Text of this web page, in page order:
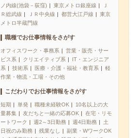
ノ内線(池袋－荻窪)
東京メトロ銀座線
Ｊ
Ｒ総武線
ＪＲ中央線 都営大江戸線
東京
メトロ半蔵門線
職種でお仕事情報をさがす
オフィスワーク・事務系
営業・販売・サー
ビス系
クリエイティブ系
IT・エンジニア
系
技術系 医療・介護・福祉・教育系
軽
作業・物流・工場・その他
こだわりでお仕事情報をさがす
短期 単発 職種未経験OK
10名以上の大
量募集
友だちと一緒の応募OK
在宅・リモ
ートワーク
週2～3日勤務 週4日勤務
土
日祝のみ勤務
残業なし
副業・WワークOK